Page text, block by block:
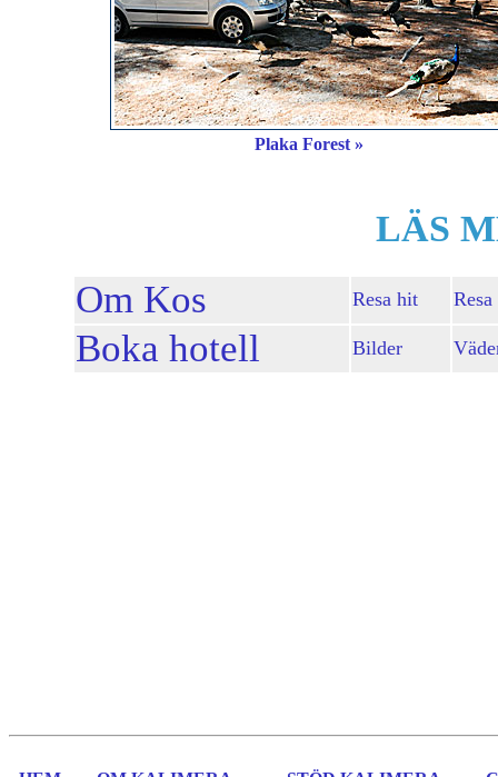
Plaka Forest »
LÄS
Om Kos Resa hit
Boka hotell Bilder